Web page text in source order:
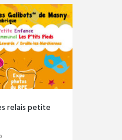
relais petite